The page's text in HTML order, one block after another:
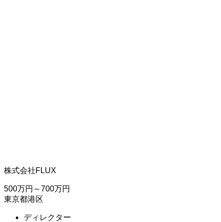
株式会社FLUX
500万円～700万円
東京都港区
ディレクター